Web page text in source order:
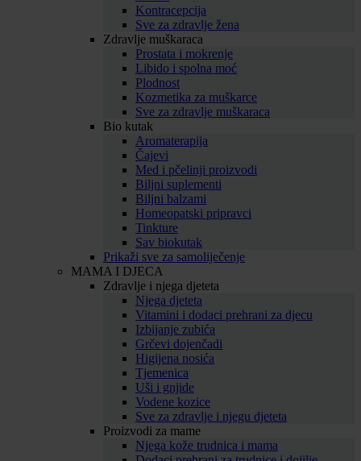
Kontracepcija
Sve za zdravlje žena
Zdravlje muškaraca
Prostata i mokrenje
Libido i spolna moć
Plodnost
Kozmetika za muškarce
Sve za zdravlje muškaraca
Bio kutak
Aromaterapija
Čajevi
Med i pčelinji proizvodi
Biljni suplementi
Biljni balzami
Homeopatski pripravci
Tinkture
Sav biokutak
Prikaži sve za samoliječenje
MAMA I DJECA
Zdravlje i njega djeteta
Njega djeteta
Vitamini i dodaci prehrani za djecu
Izbijanje zubića
Grčevi dojenčadi
Higijena nosića
Tjemenica
Uši i gnjide
Vodene kozice
Sve za zdravlje i njegu djeteta
Proizvodi za mame
Njega kože trudnica i mama